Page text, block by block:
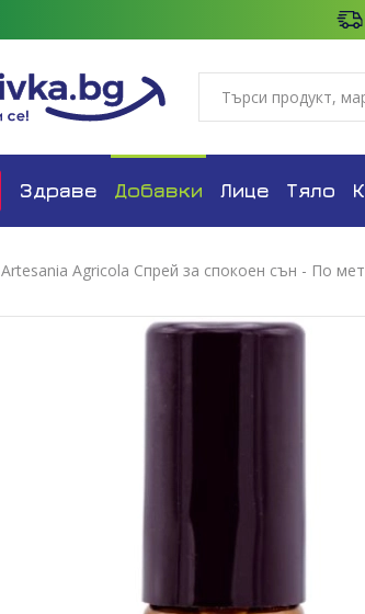
Здраве Добавки Лице Тяло
Artesania Agricola Спрей за спокоен сън - По